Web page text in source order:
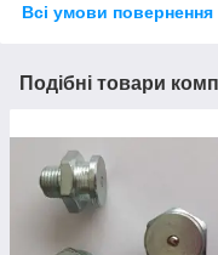
Всі умови повернення
Подібні товари